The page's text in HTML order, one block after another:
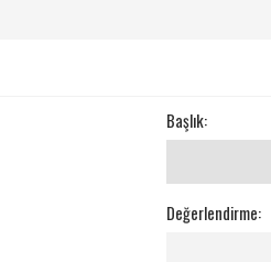
Başlık:
Değerlendirme: